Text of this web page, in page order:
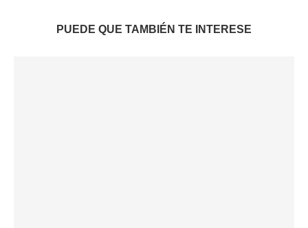
PUEDE QUE TAMBIÉN TE INTERESE